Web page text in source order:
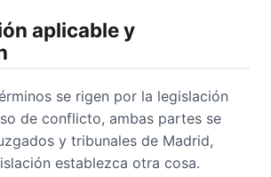
aplicable y
se rigen por la legislación
de conflicto, ambas partes se
y tribunales de Madrid,
establezca otra cosa.